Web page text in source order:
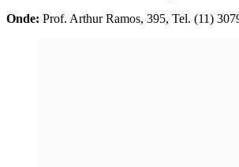
Onde: Prof. Arthur Ramos, 395, Tel. (11)